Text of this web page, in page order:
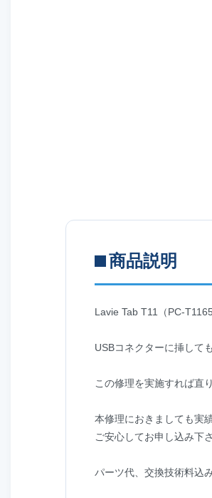
商品説明
Lavie Tab T11（PC-
USBコネクターに挿して
この修理を実施すれば直
本修理におきましても実
ご安心してお申し込み下
パーツ代、交換技術料込